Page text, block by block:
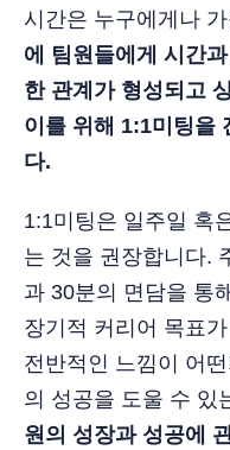
시간은 누구에게나
에 팀원들에게 시간
한 관계가 형성되고
이를 위해 1:1미팅을
다.
1:1미팅은 일주일 혹
는 것을 권장합니다.
과 30분의 면담을 통
장기적 커리어 목표
전반적인 느낌이 어
의 성공을 도울 수 있
원의 성장과 성공에